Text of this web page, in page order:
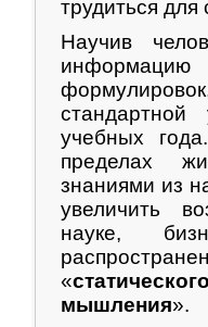
трудиться
Научив
учебных
пределах
знаниями из
увеличить
науке,
«
мышления».